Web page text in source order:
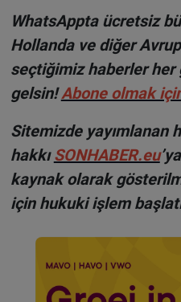
WhatsAppta ücretsiz
Hollanda ve diğer
seçtiğimiz haberler her
gelsin!Abone olmak
Sitemizde yayımlanan
hakkı SONHABER.eu
kaynak olarak
için hukuki işlem